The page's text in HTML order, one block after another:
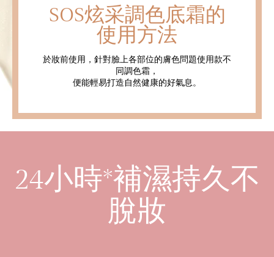
SOS炫采調色底霜的
使用方法
於妝前使用，針對臉上各部位的膚色問題使用款不
同調色霜，
便能輕易打造自然健康的好氣息。
24小時*補濕持久不
脫妝